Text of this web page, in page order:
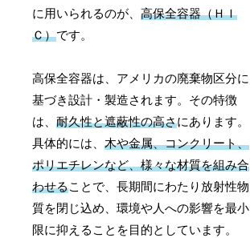
に用いられるのが、高保全容器（ＨＩ
Ｃ）です。
高保全容器は、アメリカの廃棄物区分に
基づき設計・製造されます。その特徴
は、耐久性と遮蔽性の高さにあります。
具体的には、木や金属、コンクリート、
ポリエチレンなど、様々な材質を組み合
わせることで、長期間にわたり放射性物
質を閉じ込め、環境や人への影響を最小
限に抑えることを目的としています。